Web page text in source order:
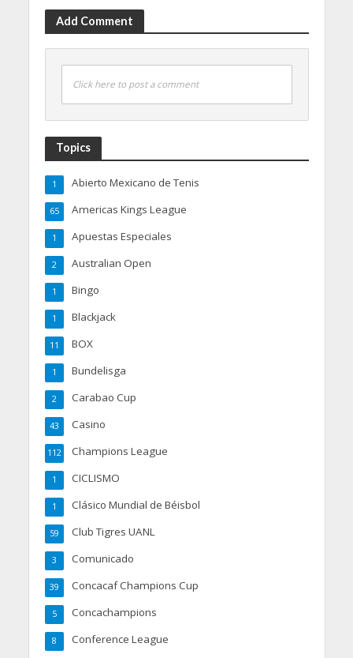
Add Comment
Click here to post a comment
Topics
Abierto Mexicano de Tenis
1
Americas Kings League
65
Apuestas Especiales
1
Australian Open
2
Bingo
1
Blackjack
1
BOX
11
Bundelisga
1
Carabao Cup
2
Casino
43
Champions League
112
CICLISMO
1
Clásico Mundial de Béisbol
1
Club Tigres UANL
59
Comunicado
3
Concacaf Champions Cup
39
Concachampions
5
Conference League
8